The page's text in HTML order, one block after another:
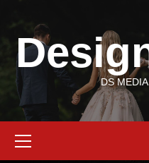
content
DS
Menu